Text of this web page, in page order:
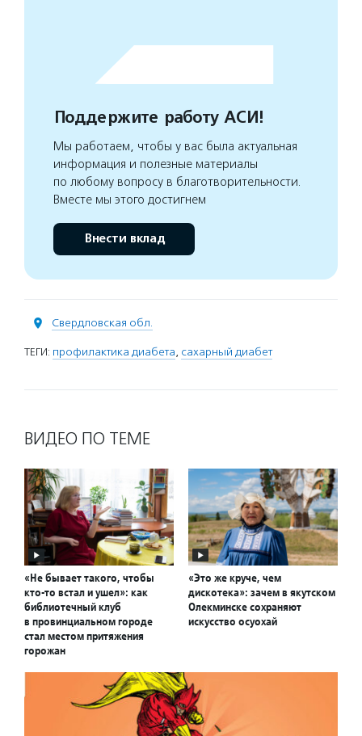
Поддержите работу АСИ!
Мы работаем, чтобы у вас была актуальная
информация и полезные материалы
по любому вопросу в благотворительности.
Вместе мы этого достигнем
Внести вклад
Свердловская обл.
ТЕГИ: профилактика диабета, сахарный диабет
ВИДЕО ПО ТЕМЕ
«Не бывает такого, чтобы
кто-то встал и ушел»: как
библиотечный клуб
в провинциальном городе
стал местом притяжения
горожан
«Это же круче, чем
дискотека»: зачем в якутском
Олекминске сохраняют
искусство осуохай